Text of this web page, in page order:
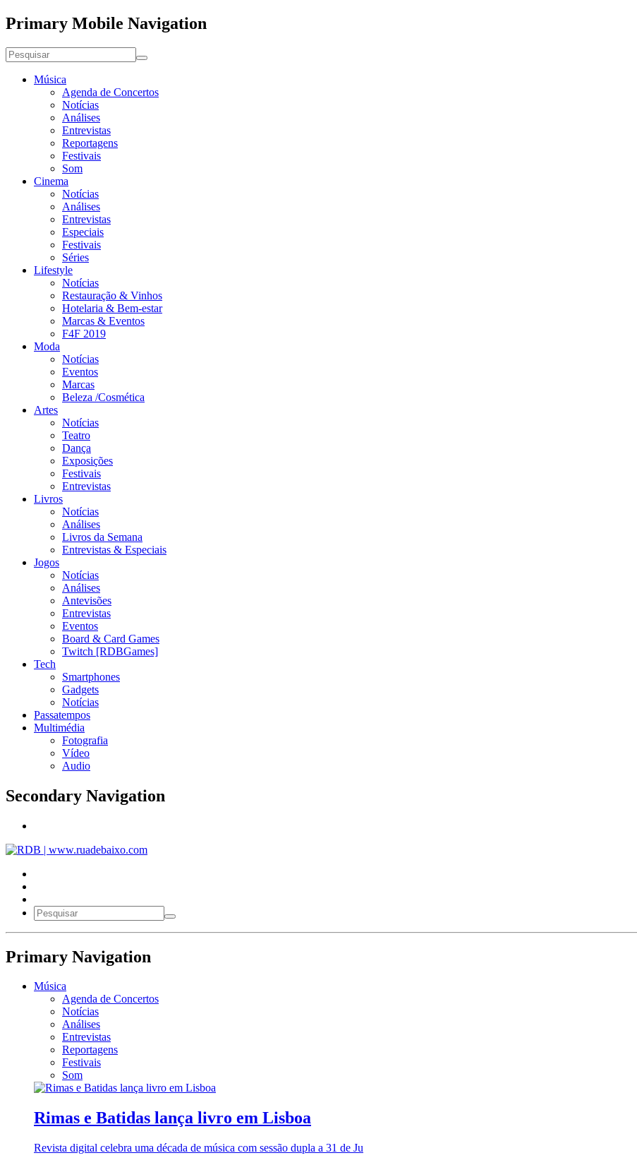
Primary Mobile Navigation
Música
Agenda de Concertos
Notícias
Análises
Entrevistas
Reportagens
Festivais
Som
Cinema
Notícias
Análises
Entrevistas
Especiais
Festivais
Séries
Lifestyle
Notícias
Restauração & Vinhos
Hotelaria & Bem-estar
Marcas & Eventos
F4F 2019
Moda
Notícias
Eventos
Marcas
Beleza /Cosmética
Artes
Notícias
Teatro
Dança
Exposições
Festivais
Entrevistas
Livros
Notícias
Análises
Livros da Semana
Entrevistas & Especiais
Jogos
Notícias
Análises
Antevisões
Entrevistas
Eventos
Board & Card Games
Twitch [RDBGames]
Tech
Smartphones
Gadgets
Notícias
Passatempos
Multimédia
Fotografia
Vídeo
Audio
Secondary Navigation
Primary Navigation
Música
Agenda de Concertos
Notícias
Análises
Entrevistas
Reportagens
Festivais
Som
Rimas e Batidas lança livro em Lisboa
Revista digital celebra uma década de música com sessão dupla a 31 de Ju